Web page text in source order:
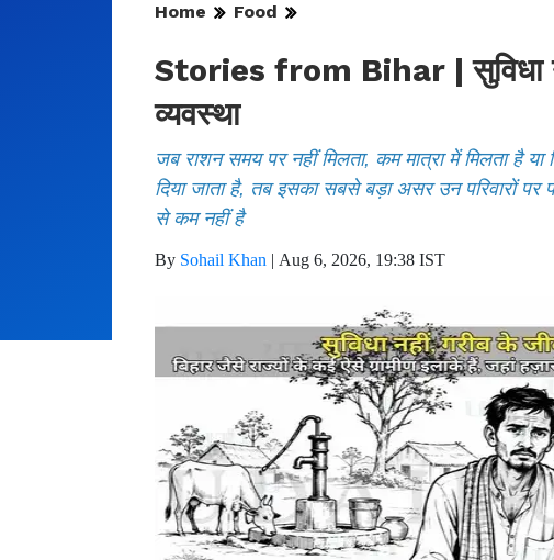
Home Food
Stories from Bihar | सुविधा
व्यवस्था
जब राशन समय पर नहीं मिलता, कम मात्रा में मिलता है
दिया जाता है, तब इसका सबसे बड़ा असर उन परिवारों
से कम नहीं है
By Sohail Khan | Aug 6, 2026, 19:38 IST